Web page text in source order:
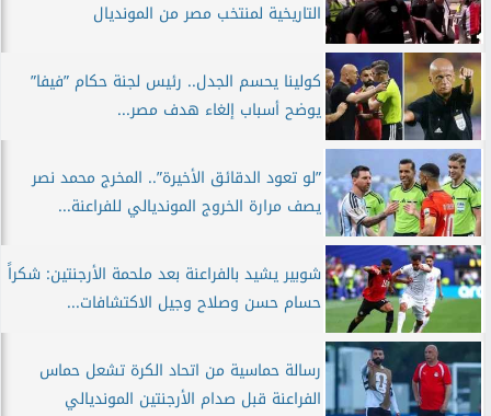
التاريخية لمنتخب مصر من المونديال
كولينا يحسم الجدل.. رئيس لجنة حكام ”فيفا”
يوضح أسباب إلغاء هدف مصر...
”لو تعود الدقائق الأخيرة”.. المخرج محمد نصر
يصف مرارة الخروج المونديالي للفراعنة...
شوبير يشيد بالفراعنة بعد ملحمة الأرجنتين: شكراً
حسام حسن وصلاح وجيل الاكتشافات...
رسالة حماسية من اتحاد الكرة تشعل حماس
الفراعنة قبل صدام الأرجنتين المونديالي